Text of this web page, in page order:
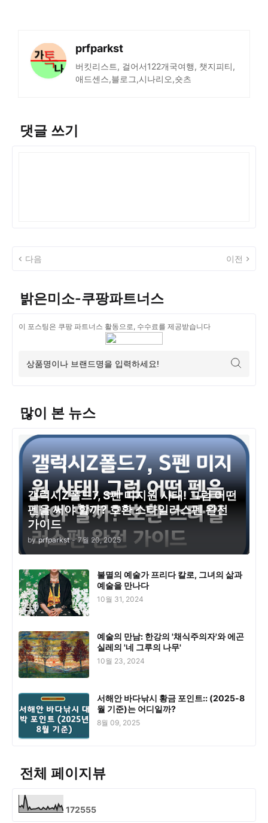
prfparkst
버킷리스트, 걸어서122개국여행, 챗지피티,
애드센스,블로그,시나리오,숏츠
댓글 쓰기
다음 이전
밝은미소-쿠팡파트너스
이 포스팅은 쿠팡 파트너스 활동으로, 수수료를 제공받습니다
많이 본 뉴스
갤럭시Z폴드7, S펜 미지원 사태! 그럼 어떤
펜을 써야 할까? 호환 스타일러스펜 완전
가이드
by prfparkst - 7월 20, 2025
불멸의 예술가 프리다 칼로, 그녀의 삶과
예술을 만나다
10월 31, 2024
예술의 만남: 한강의 '채식주의자'와 에곤
실레의 '네 그루의 나무'
10월 23, 2024
서해안 바다낚시 황금 포인트:: (2025-8
월 기준)는 어디일까?
8월 09, 2025
전체 페이지뷰
172555